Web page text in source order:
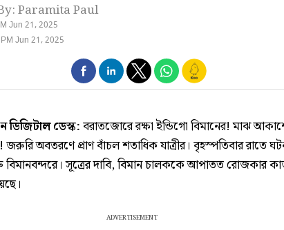
Paramita Paul
Jun 21, 2025
Jun 21, 2025
ডিজিটাল ডেস্ক:বরাতজোরে রক্ষা ইন্ডিগো বিমানের! মাঝ
অবতরণে প্রাণ বাঁচল শতাধিক যাত্রীর। বৃহস্পতিবার রাতে
বিমানবন্দরে। সূত্রের দাবি, বিমান চালককে আপাতত রোজকার
ADVERTISEMENT